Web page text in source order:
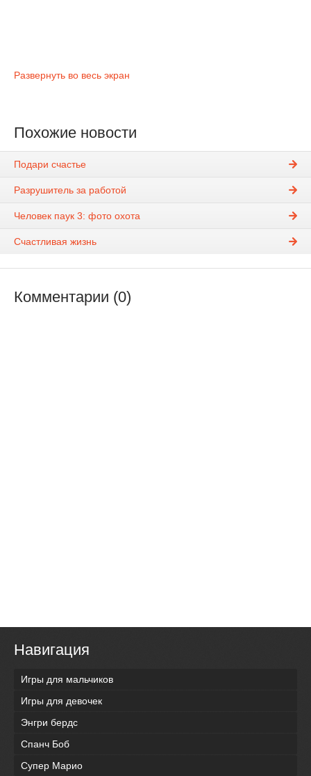
Развернуть во весь экран
Похожие новости
Подари счастье
Разрушитель за работой
Человек паук 3: фото охота
Счастливая жизнь
Комментарии (0)
Навигация
Игры для мальчиков
Игры для девочек
Энгри бердс
Спанч Боб
Супер Марио